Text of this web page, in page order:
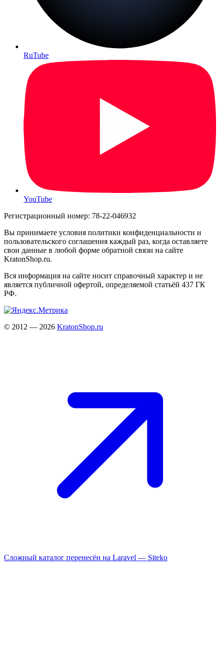
RuTube
YouTube
Регистрационный номер: 78-22-046932
Вы принимаете условия политики конфиденциальности и
пользовательского соглашения каждый раз, когда оставляете
свои данные в любой форме обратной связи на сайте
KratonShop.ru.
Вся информация на сайте носит справочный характер и не
является публичной офертой, определяемой статьёй 437 ГК
РФ.
© 2012 — 2026 KratonShop.ru
Сложный каталог перенесён на Laravel — Siteko